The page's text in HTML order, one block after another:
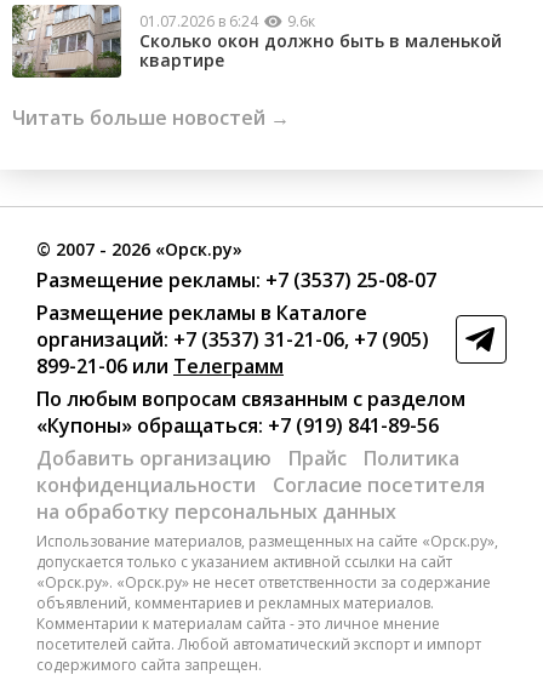
01.07.2026 в 6:24 9.6к
Сколько окон должно быть в маленькой
квартире
Читать больше новостей →
© 2007 - 2026 «Орск.ру»
Размещение рекламы: +7 (3537) 25-08-07
Размещение рекламы в Каталоге
организаций: +7 (3537) 31-21-06, +7 (905)
899-21-06 или Телеграмм
По любым вопросам связанным с разделом
«Купоны» обращаться: +7 (919) 841-89-56
Добавить организацию
Прайс
Политика
конфиденциальности
Согласие посетителя
на обработку персональных данных
Использование материалов, размещенных на сайте «Орск.ру»,
допускается только с указанием активной ссылки на сайт
«Орск.ру». «Орск.ру» не несет ответственности за содержание
объявлений, комментариев и рекламных материалов.
Комментарии к материалам сайта - это личное мнение
посетителей сайта. Любой автоматический экспорт и импорт
содержимого сайта запрещен.